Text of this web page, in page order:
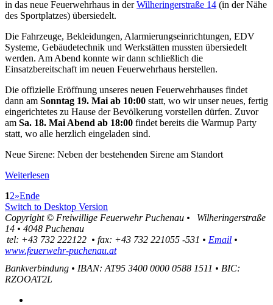
in das neue Feuerwehrhaus in derWilheringerstraße 14 (in der Nähe
des Sportplatzes) übersiedelt.
Die Fahrzeuge, Bekleidungen, Alarmierungseinrichtungen, EDV
Systeme, Gebäudetechnik und Werkstätten mussten übersiedelt
werden. Am Abend konnte wir dann schließlich die
Einsatzbereitschaft im neuen Feuerwehrhaus herstellen.
Die offizielle Eröffnung unseres neuen Feuerwehrhauses findet
dann am Sonntag 19. Mai ab 10:00 statt, wo wir unser neues, fertig
eingerichtetes zu Hause der Bevölkerung vorstellen dürfen. Zuvor
am Sa. 18. Mai Abend ab 18:00 findet bereits die Warmup Party
statt, wo alle herzlich eingeladen sind.
Neue Sirene: Neben der bestehenden Sirene am Standort
Weiterlesen
12»Ende
Switch to Desktop Version
Copyright © Freiwillige Feuerwehr Puchenau •
Wilheringerstraße
14 • 4048 Puchenau
tel: +43 732 222122 • fax: +43 732 221055 -531 • Email •
www.feuerwehr-puchenau.at
Bankverbindung • IBAN: AT95 3400 0000 0588 1511 • BIC:
RZOOAT2L